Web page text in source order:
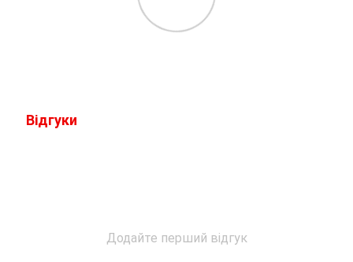
Відгуки
Додайте перший відгук